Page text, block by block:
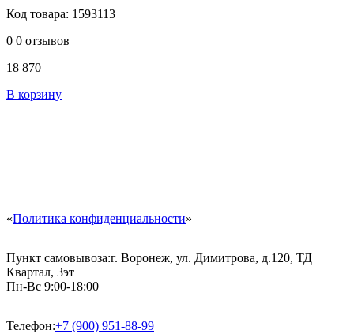
Код товара: 1593113
0 0 отзывов
18 870
В корзину
«Политика конфиденциальности»
Пункт самовывоза:г. Воронеж, ул. Димитрова, д.120, ТД
Квартал, 3эт
Пн-Вс 9:00-18:00
Телефон:+7 (900) 951-88-99